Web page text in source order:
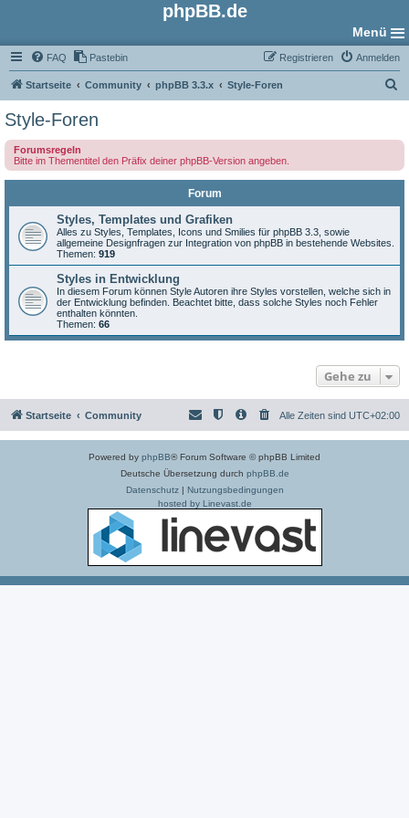
phpBB.de
Menü
FAQ Pastebin Anmelden
Registrieren
Startseite Community phpBB 3.3.x Style-Foren
e
Style-Foren
Forumsregeln
Bitte im Thementitel den Präfix deiner phpBB-Version angeben.
Forum
Styles, Templates und Grafiken
Alles zu Styles, Templates, Icons und Smilies für phpBB 3.3, sowie
allgemeine Designfragen zur Integration von phpBB in bestehende Websites.
Themen: 919
Styles in Entwicklung
In diesem Forum können Style Autoren ihre Styles vorstellen, welche sich in
der Entwicklung befinden. Beachtet bitte, dass solche Styles noch Fehler
enthalten könnten.
Themen: 66
Gehe zu
Startseite Community Alle Zeiten sind UTC+02:00
Powered by phpBB® Forum Software © phpBB Limited
Deutsche Übersetzung durch phpBB.de
Datenschutz| Nutzungsbedingungen
hosted by Linevast.de